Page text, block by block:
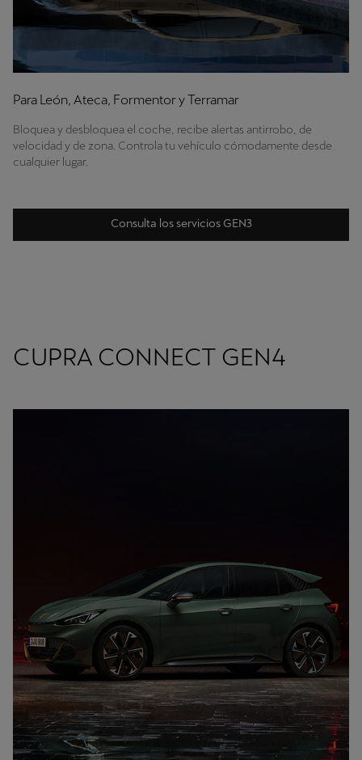
Para León, Ateca, Formentor y Terramar
Bloquea y desbloquea el coche, recibe alertas antirrobo, de
velocidad y de zona. Controla tu vehículo cómodamente desde
cualquier lugar.
Consulta los servicios GEN3
CUPRA CONNECT GEN4